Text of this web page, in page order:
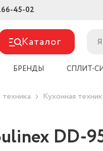
45-02
Каталог
БРЕНДЫ СПЛИТ-
Кухонная
DD-